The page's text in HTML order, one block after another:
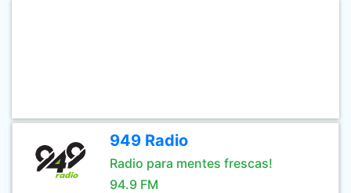
949 Radio
Radio para mentes frescas!
94.9 FM